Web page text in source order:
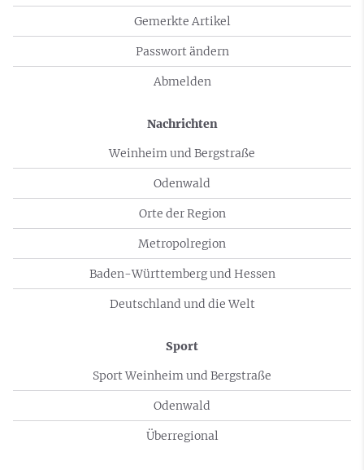
Gemerkte Artikel
Passwort ändern
Abmelden
Nachrichten
Weinheim und Bergstraße
Odenwald
Orte der Region
Metropolregion
Baden-Württemberg und Hessen
Deutschland und die Welt
Sport
Sport Weinheim und Bergstraße
Odenwald
Überregional